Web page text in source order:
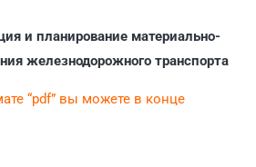
и планирование материально-
железнодорожного транспорта
“pdf” вы можете в конце